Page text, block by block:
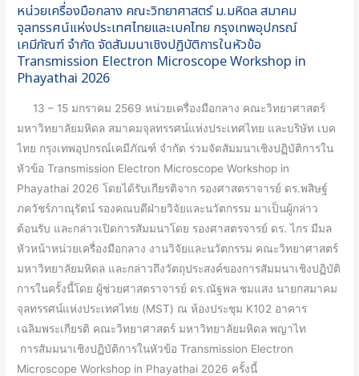
หน่วยเครื่องมือกลาง คณะวิทยาศาสตร์ ม.มหิดล สมาคม
จุลทรรศน์แห่งประเทศไทยและเบคไทย กรุงเทพอุปกรณ์
เคมีภัณฑ์ จำกัด จัดสัมมนาเชิงปฏิบัติการในหัวข้อ
Transmission Electron Microscope Workshop in
Phayathai 2026
13 – 15 มกราคม 2569 หน่วยเครื่องมือกลาง คณะวิทยาศาสตร์
มหาวิทยาลัยมหิดล สมาคมจุลทรรศน์แห่งประเทศไทย และบริษัท เบค
ไทย กรุงเทพอุปกรณ์เคมีภัณฑ์ จำกัด ร่วมจัดสัมมนาเชิงปฏิบัติการใน
หัวข้อ Transmission Electron Microscope Workshop in
Phayathai 2026 โดยได้รับเกียรติจาก รองศาสตราจารย์ ดร.พสิษฐ์
ภควัชร์ภาณุรัตน์ รองคณบดีฝ่ายวิจัยและนวัตกรรม มาเป็นผู้กล่าว
ต้อนรับ และกล่าวเปิดการสัมมนาโดย รองศาสตรจารย์ ดร. ไกร มีมล
หัวหน้าหน่วยเครื่องมือกลาง งานวิจัยและนวัตกรรม คณะวิทยาศาสตร์
มหาวิทยาลัยมหิดล และกล่าวถึงวัตถุประสงค์ของการสัมมนาเชิงปฏิบัติ
การในครั้งนี้โดย ผู้ช่วยศาสตราจารย์ ดร.ณัฐพล ชมแสง นายกสมาคม
จุลทรรศน์แห่งประเทศไทย (MST) ณ ห้องประชุม K102 อาคาร
เฉลิมพระเกียรติ คณะวิทยาศาสตร์ มหาวิทยาลัยมหิดล พญาไท
การสัมมนาเชิงปฏิบัติการในหัวข้อ Transmission Electron
Microscope Workshop in Phayathai 2026 ครั้งนี้
และ
เบค
ไทย
กรุงเทพ
Electron